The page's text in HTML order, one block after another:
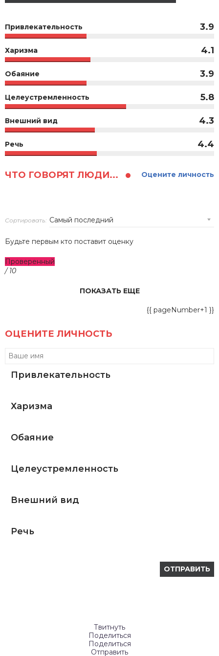
Привлекательность 3.9
Харизма 4.1
Обаяние 3.9
Целеустремленность 5.8
Внешний вид 4.3
Речь 4.4
ЧТО ГОВОРЯТ ЛЮДИ... Оцените личность
Сортировать:
Будьте первым кто поставит оценку
Проверенный
/ 10
ПОКАЗАТЬ ЕЩЕ
{{ pageNumber+1 }}
ОЦЕНИТЕ ЛИЧНОСТЬ
Привлекательность
Харизма
Обаяние
Целеустремленность
Внешний вид
Речь
Твитнуть
Поделиться
Поделиться
Отправить